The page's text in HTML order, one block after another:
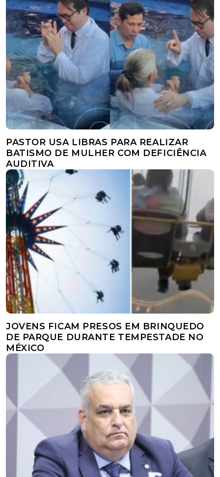
PASTOR USA LIBRAS PARA REALIZAR
BATISMO DE MULHER COM DEFICIÊNCIA
AUDITIVA
JOVENS FICAM PRESOS EM BRINQUEDO
DE PARQUE DURANTE TEMPESTADE NO
MÉXICO